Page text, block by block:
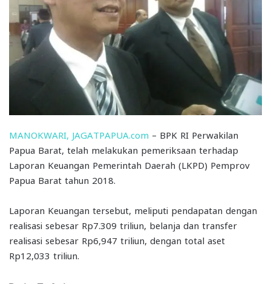
MANOKWARI, JAGATPAPUA.com – BPK RI Perwakilan
Papua Barat, telah melakukan pemeriksaan terhadap
Laporan Keuangan Pemerintah Daerah (LKPD) Pemprov
Papua Barat tahun 2018.
Laporan Keuangan tersebut, meliputi pendapatan dengan
realisasi sebesar Rp7.309 triliun, belanja dan transfer
realisasi sebesar Rp6,947 triliun, dengan total aset
Rp12,033 triliun.